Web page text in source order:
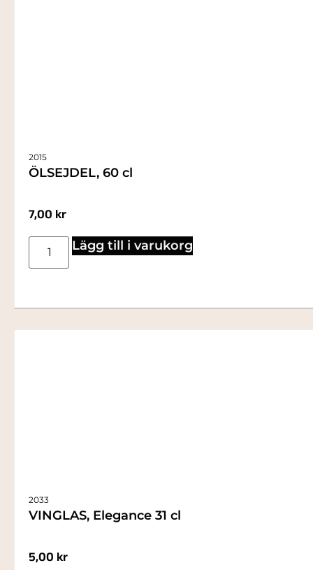
2015
ÖLSEJDEL, 60 cl
7,00 kr
Lägg till i varukorg
2033
VINGLAS, Elegance 31 cl
5,00 kr